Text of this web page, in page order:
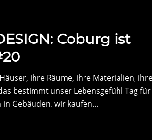
Coburg ist
ihre Räume, ihre Materialien, ihre
bestimmt unser Lebensgefühl Tag für
Gebäuden, wir kaufen...